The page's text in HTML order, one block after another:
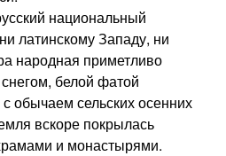
национальный
латинскому Западу, ни
народная приметливо
белой фатой
обычаем сельских осенних
вскоре покрылась
и монастырями.